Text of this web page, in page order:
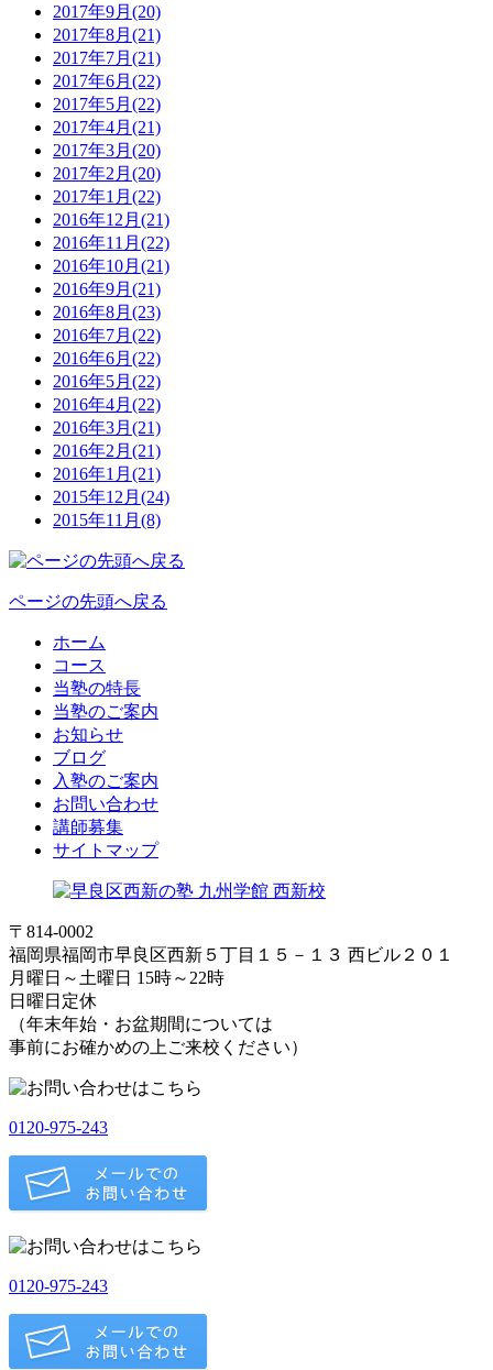
2017年9月(20)
2017年8月(21)
2017年7月(21)
2017年6月(22)
2017年5月(22)
2017年4月(21)
2017年3月(20)
2017年2月(20)
2017年1月(22)
2016年12月(21)
2016年11月(22)
2016年10月(21)
2016年9月(21)
2016年8月(23)
2016年7月(22)
2016年6月(22)
2016年5月(22)
2016年4月(22)
2016年3月(21)
2016年2月(21)
2016年1月(21)
2015年12月(24)
2015年11月(8)
ページの先頭へ戻る
ホーム
コース
当塾の特長
当塾のご案内
お知らせ
ブログ
入塾のご案内
お問い合わせ
講師募集
サイトマップ
〒814-0002
福岡県福岡市早良区西新５丁目１５－１３ 西ビル２０１
月曜日～土曜日 15時～22時
日曜日定休
（年末年始・お盆期間については
事前にお確かめの上ご来校ください）
0120-975-243
0120-975-243